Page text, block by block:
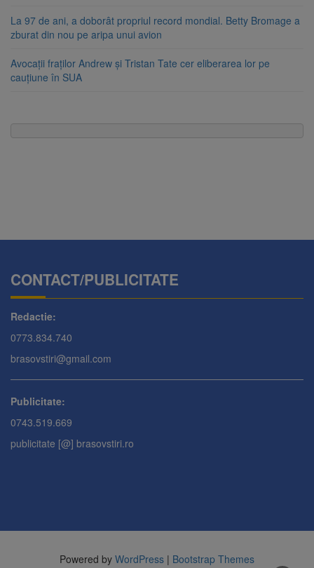
La 97 de ani, a doborât propriul record mondial. Betty Bromage a
zburat din nou pe aripa unui avion
Avocații fraților Andrew și Tristan Tate cer eliberarea lor pe
cauțiune în SUA
CONTACT/PUBLICITATE
Redactie:
0773.834.740
brasovstiri@gmail.com
Publicitate:
0743.519.669
publicitate [@] brasovstiri.ro
Powered by WordPress | Bootstrap Themes